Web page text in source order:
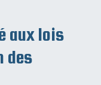
aux lois
des